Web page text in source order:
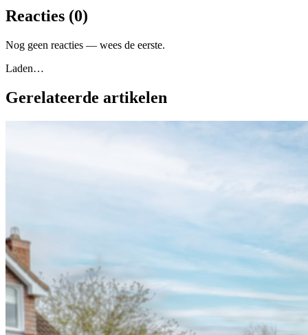
Reacties (0)
Nog geen reacties — wees de eerste.
Laden…
Gerelateerde artikelen